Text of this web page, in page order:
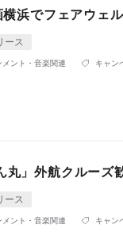
浜でフェアウェ
ース
メント・音楽関連 キャン
」外航クルーズ
ース
メント・音楽関連 キャン